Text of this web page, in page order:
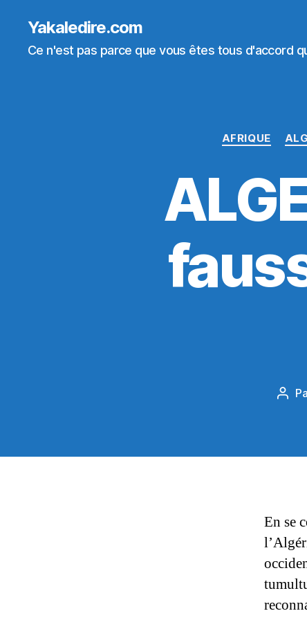
Yakaledire.com
Ce n'est pas parce que vous êtes tous d'accord
AFRIQUE
En se